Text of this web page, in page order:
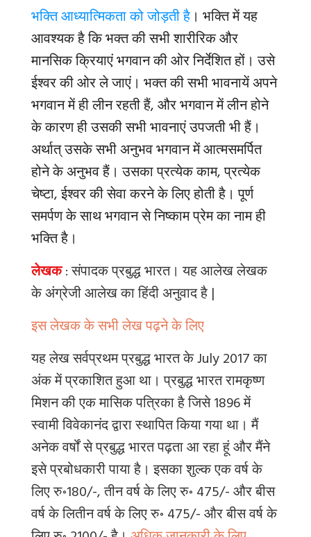
भक्ति आध्यात्मिकता को जोड़ती है। भक्ति में यह
आवश्यक है कि भक्त की सभी शारीरिक और
मानसिक क्रियाएं भगवान की ओर निर्देशित हों। उसे
ईश्वर की ओर ले जाएं। भक्त की सभी भावनायें अपने
भगवान में ही लीन रहती हैं, और भगवान में लीन होने
के कारण ही उसकी सभी भावनाएं उपजती भी हैं।
अर्थात् उसके सभी अनुभव भगवान में आत्मसमर्पित
होने के अनुभव हैं। उसका प्रत्येक काम, प्रत्येक
चेष्टा, ईश्वर की सेवा करने के लिए होती है। पूर्ण
समर्पण के साथ भगवान से निष्काम प्रेम का नाम ही
भक्ति है।
लेखक: संपादक प्रबुद्ध भारत।यहआलेखलेखक
केअंग्रेजीआलेखकाहिंदीअनुवादहै|
इस लेखक के सभी लेख पढ़ने के लिए
यह लेख सर्वप्रथम प्रबुद्ध भारत के July 2017 का
अंक में प्रकाशित हुआ था। प्रबुद्ध भारत रामकृष्ण
मिशन की एक मासिक पत्रिका है जिसे 1896 में
स्वामी विवेकानंद द्वारा स्थापित किया गया था। मैं
अनेक वर्षों से प्रबुद्ध भारत पढ़ता आ रहा हूं और मैंने
इसे प्रबोधकारी पाया है। इसका शुल्क एक वर्ष के
लिए रु॰180/-,तीन वर्ष के लिए रु॰ 475/- और बीस
वर्ष के लितीन वर्ष के लिए रु॰ 475/- और बीस वर्ष के